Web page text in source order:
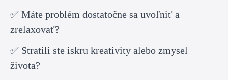
✅ Máte problém dostatočne sa uvoľniť a
zrelaxovať?
✅ Stratili ste iskru kreativity alebo zmysel
života?